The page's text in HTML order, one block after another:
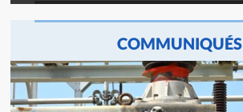
COMMUNIQUÉS